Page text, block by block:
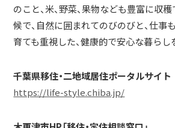
のこと、米、野菜、果物なども豊富に収
候で、自然に囲まれてのびのびと、仕事
育ても重視した、健康的で安心な暮らし
千葉県移住・二地域居住ポータルサイト
https://life-style.chiba.jp/